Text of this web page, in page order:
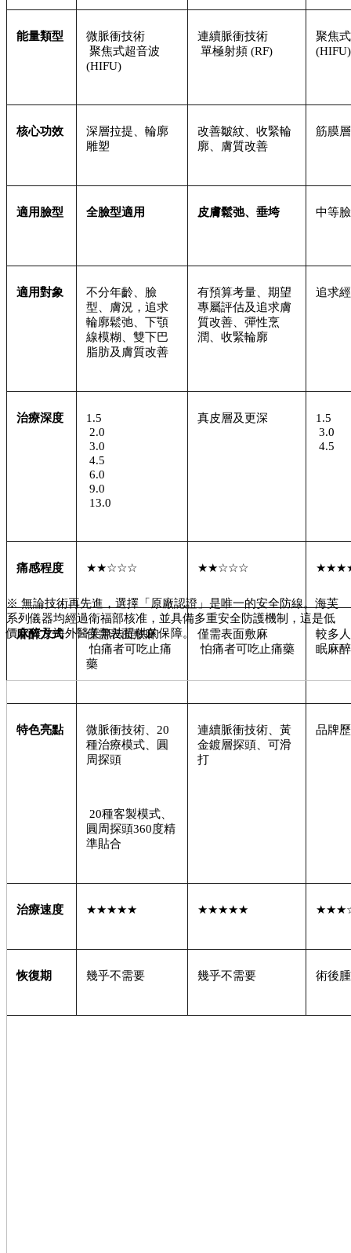
能量類型
微脈衝技術
(HIFU)
連續脈衝技術
單極射頻 (RF)
聚焦
(HIFU)
核心功效
深層拉提、輪廓
雕塑
改善皺紋、收緊輪
廓、膚質改善
筋膜
適用臉型 全臉型適用 皮膚鬆弛、垂垮 中等
適用對象
不分年齡、臉
型、膚況，追求
輪廓鬆弛、下顎
線模糊、雙下巴
脂肪及膚質改善
有預算考量、期望
專屬評估及追求膚
質改善、彈性烹
潤、收緊輪廓
追求
治療深度
1.5
2.0
3.0
4.5
6.0
9.0
13.0
真皮層及更深
1.5
3.0
4.5
痛感程度 ★★☆☆☆ ★★☆☆☆
麻醉方式
僅需表面敷麻
怕痛者可吃止痛
藥
僅需表面敷麻
怕痛者可吃止痛藥
較多
眠麻醉
特色亮點
微脈衝技術、20
種治療模式、圓
周探頭
圓周探頭360度精
準貼合
連續脈衝技術、黃
金鍍層探頭、可滑
打
品牌
治療速度 ★★★★★ ★★★★★
恢復期 幾乎不需要 幾乎不需要 術後
※ 無論技術再先進，選擇「原廠認證」是唯一的安全防線。海芙
系列儀器均經過衛福部核准，並具備多重安全防護機制，這是低
價水貨及海外醫美無法提供的保障。